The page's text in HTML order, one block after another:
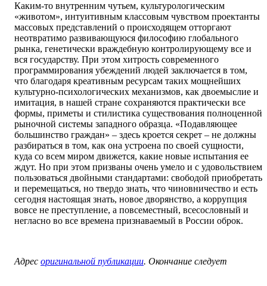
Каким-то внутренним чутьем, культурологическим
«животом», интуитивным классовым чувством проектанты
массовых представлений о происходящем отторгают
неотвратимо развивающуюся философию глобального
рынка, генетически враждебную контролирующему все и
вся государству. При этом хитрость современного
программирования убеждений людей заключается в том,
что благодаря креативным ресурсам таких мощнейших
культурно-психологических механизмов, как двоемыслие и
имитация, в нашей стране сохраняются практически все
формы, приметы и стилистика существования полноценной
рыночной системы западного образца. «Подавляющее
большинство граждан» – здесь кроется секрет – не должны
разбираться в том, как она устроена по своей сущности,
куда со всем миром движется, какие новые испытания ее
ждут. Но при этом призваны очень умело и с удовольствием
пользоваться двойными стандартами: свободой приобретать
и перемещаться, но твердо знать, что чиновничество и есть
сегодня настоящая знать, новое дворянство, а коррупция
вовсе не преступление, а повсеместный, всесословный и
негласно во все времена признаваемый в России оброк.
Адрес оригинальной публикации. Окончание следует